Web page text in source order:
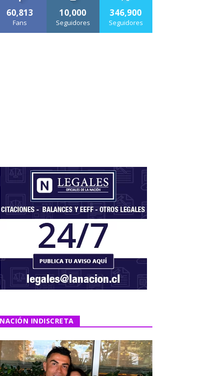
60,813
Fans
10,000
Seguidores
346,900
Seguidores
NACIÓN INDISCRETA